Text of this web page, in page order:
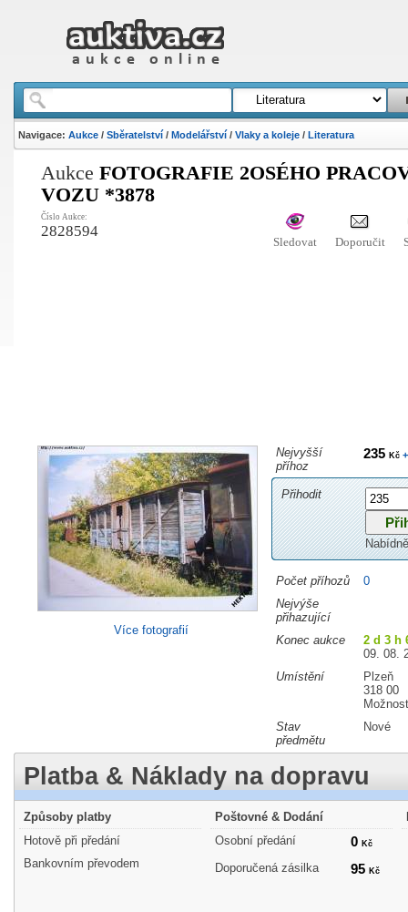
Navigace: Aukce/ Sběratelství/ Modelářství/ Vlaky a koleje/ Literatura
Aukce FOTOGRAFIE 2OSÉHO
VOZU *3878
Číslo Aukce:
2828594
Sledovat Doporučit
Více fotografií
Nejvyšší
příhoz
235 Kč+
Přihodit
Počet příhozů
0
Nejvýše
přihazující
Konec aukce
2 d 3 h
09. 08.
Umístění
Plzeň
318 00
Stav
předmětu
Nové
Platba & Náklady na dopravu
Způsoby platby
Hotově při předání
Bankovním převodem
Poštovné & Dodání
Osobní předání
0 Kč
Doporučená zásilka 95 Kč